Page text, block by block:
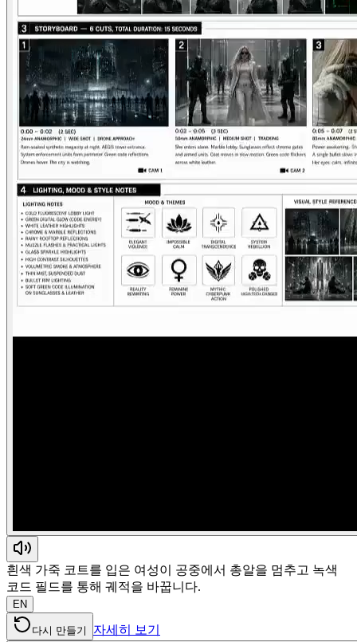
흰색 가죽 코트를 입은 여성이 공중에서 총알을 멈추고 녹색
코드 필드를 통해 궤적을 바꿉니다.
EN
다시 만들기 자세히 보기